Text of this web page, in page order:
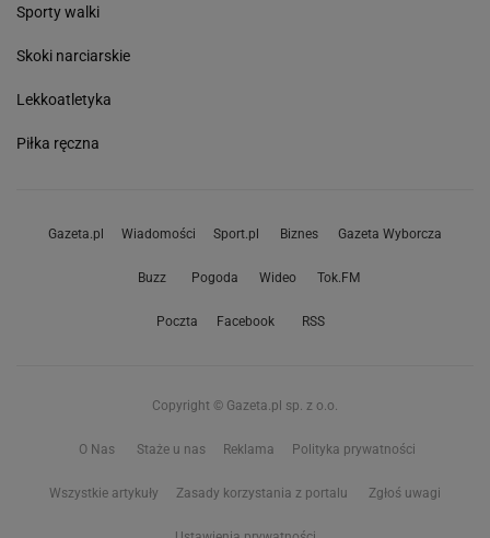
Sporty walki
Skoki narciarskie
Lekkoatletyka
Piłka ręczna
Gazeta.pl Wiadomości Sport.pl Biznes Gazeta Wyborcza
Buzz Pogoda Wideo Tok.FM
Poczta Facebook RSS
Copyright © Gazeta.pl sp. z o.o.
O Nas Staże u nas Reklama Polityka prywatności
Wszystkie artykuły Zasady korzystania z portalu Zgłoś uwagi